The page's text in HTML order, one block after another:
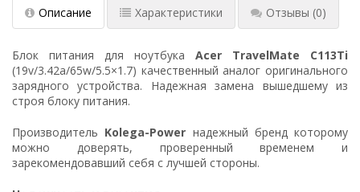
Описание Характеристики Отзывы (0)
Блок питания для ноутбука Acer TravelMate C113Ti
(19v/3.42a/65w/5.5×1.7) качественный аналог оригинального
зарядного устройства. Надежная замена вышедшему из
строя блоку питания.
Производитель Kolega-Power надежный бренд которому
можно доверять, проверенный временем и
зарекомендовавший себя с лучшей стороны.